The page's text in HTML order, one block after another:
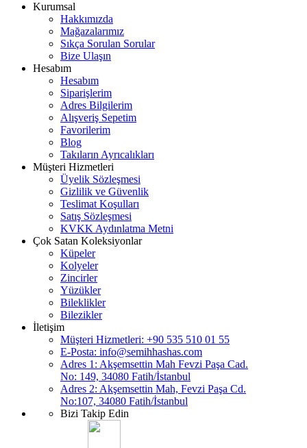
Kurumsal
Hakkımızda
Mağazalarımız
Sıkça Sorulan Sorular
Bize Ulaşın
Hesabım
Hesabım
Siparişlerim
Adres Bilgilerim
Alışveriş Sepetim
Favorilerim
Blog
Takıların Ayrıcalıkları
Müşteri Hizmetleri
Üyelik Sözleşmesi
Gizlilik ve Güvenlik
Teslimat Koşulları
Satış Sözleşmesi
KVKK Aydınlatma Metni
Çok Satan Koleksiyonlar
Küpeler
Kolyeler
Zincirler
Yüzükler
Bileklikler
Bilezikler
İletişim
Müşteri Hizmetleri: +90 535 510 01 55
E-Posta: info@semihhashas.com
Adres 1: Akşemsettin Mah Fevzi Paşa Cad.
No: 149, 34080 Fatih/İstanbul
Adres 2: Akşemsettin Mah, Fevzi Paşa Cd.
No:107, 34080 Fatih/İstanbul
Bizi Takip Edin